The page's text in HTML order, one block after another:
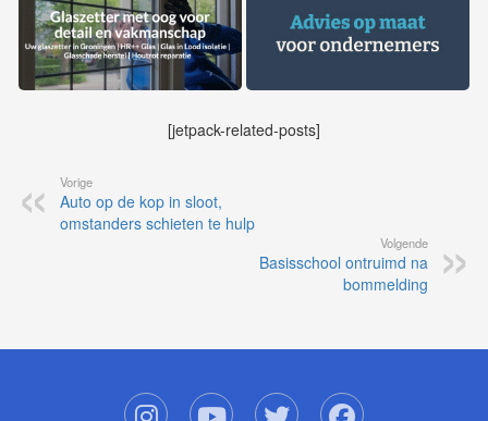
[jetpack-related-posts]
Vorige
Auto op de kop in sloot,
omstanders schieten te hulp
Volgende
Basisschool ontruimd na
bommelding